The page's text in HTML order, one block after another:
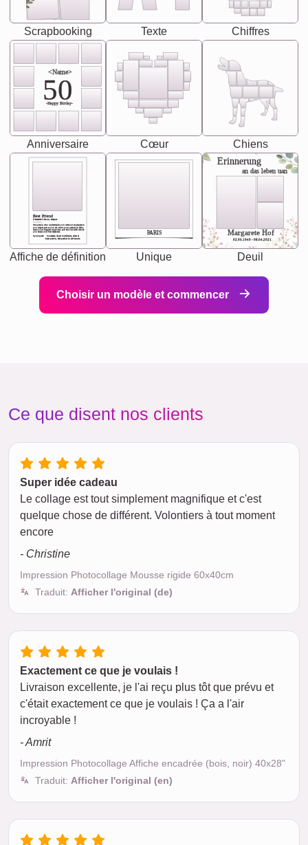
Scrapbooking Texte Chiffres
<Name>
50
-Happy Birday-
Anniversaire Cœur Chiens
Best Friend
[<NAME>] Noun, feminie
Synonyms: Soulmate, closet confidante, sister at
heart person, life partner in adventure.
The person who understands you without explanation
you accepts just as you are. She's your partner in life's,
chaos your biggest supporter, and the one with whom
you share your best memories.
Affiche de définition
PARIS
Unique
Erinnerung
an das leben uan
Margarete Hof
02.05.1940 - 08.04.2021
Deuil
Choisir un modèle et commencer
Ce que disent nos clients
Super idée cadeau
Le collage est tout simplement magnifique et c'est
quelque chose de différent. Volontiers à tout moment
encore
- Christine
Impression Photocollage Mousse rigide 60x40cm
Traduit: Afficher l'original (de)
Exactement ce que je voulais !
Livraison excellente, je l'ai reçu plus tôt que prévu et
c'était exactement ce que je voulais ! Ça a l'air
incroyable !
- Amrit
Impression Photocollage Affiche encadrée (bois, noir) 40x28"
Traduit: Afficher l'original (en)